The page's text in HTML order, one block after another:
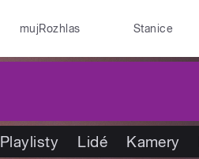
mujRozhlas Stanice
Playlisty Lidé Kamery